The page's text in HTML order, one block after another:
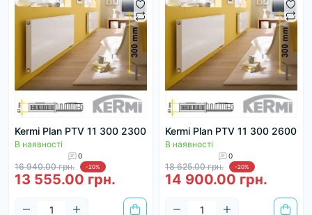
Kermi Plan PTV 11 300 2300
В наявності
0
16 940.00 грн. -20%
13 555.00 грн.
Kermi Plan PTV 11 300 2600
В наявності
0
18 625.00 грн. -20%
14 900.00 грн.